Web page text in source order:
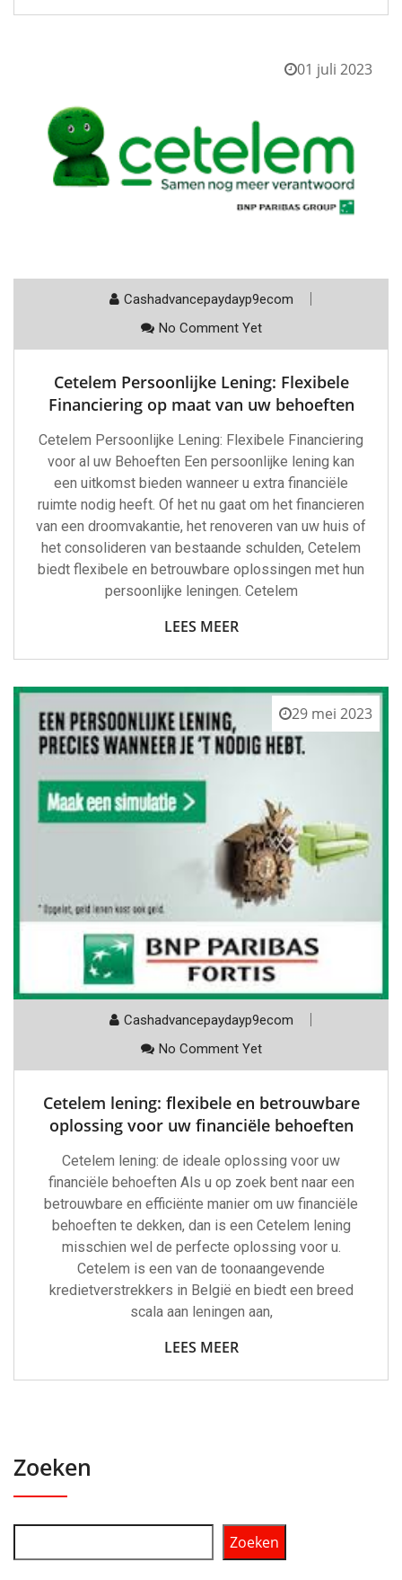
01 juli 2023
Cashadvancepaydayp9ecom
No Comment Yet
Cetelem Persoonlijke Lening: Flexibele
Financiering op maat van uw behoeften
Cetelem Persoonlijke Lening: Flexibele Financiering
voor al uw Behoeften Een persoonlijke lening kan
een uitkomst bieden wanneer u extra financiële
ruimte nodig heeft. Of het nu gaat om het financieren
van een droomvakantie, het renoveren van uw huis of
het consolideren van bestaande schulden, Cetelem
biedt flexibele en betrouwbare oplossingen met hun
persoonlijke leningen. Cetelem
LEES MEER
29 mei 2023
Cashadvancepaydayp9ecom
No Comment Yet
Cetelem lening: flexibele en betrouwbare
oplossing voor uw financiële behoeften
Cetelem lening: de ideale oplossing voor uw
financiële behoeften Als u op zoek bent naar een
betrouwbare en efficiënte manier om uw financiële
behoeften te dekken, dan is een Cetelem lening
misschien wel de perfecte oplossing voor u.
Cetelem is een van de toonaangevende
kredietverstrekkers in België en biedt een breed
scala aan leningen aan,
LEES MEER
Zoeken
Zoeken